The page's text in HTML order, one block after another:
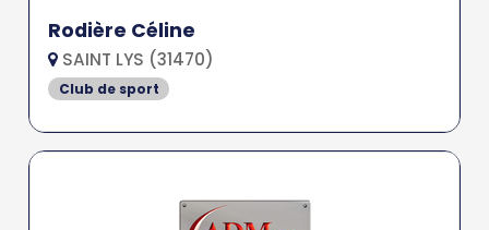
Rodière Céline
SAINT LYS (31470)
Club de sport